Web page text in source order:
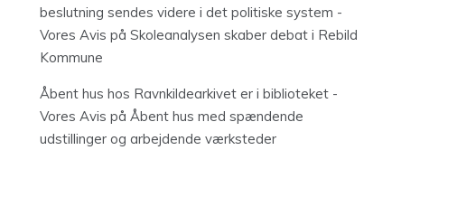
beslutning sendes videre i det politiske system -
Vores Avis på Skoleanalysen skaber debat i Rebild
Kommune
Åbent hus hos Ravnkildearkivet er i biblioteket -
Vores Avis på Åbent hus med spændende
udstillinger og arbejdende værksteder